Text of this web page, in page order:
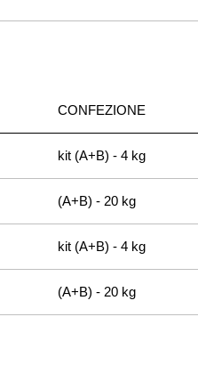
CONFEZIONE
kit (A+B) - 4 kg
(A+B) - 20 kg
kit (A+B) - 4 kg
(A+B) - 20 kg